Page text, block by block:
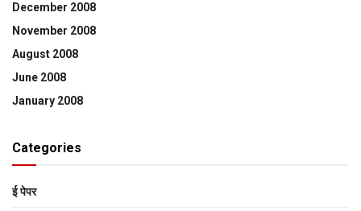
December 2008
November 2008
August 2008
June 2008
January 2008
Categories
ई पेपर